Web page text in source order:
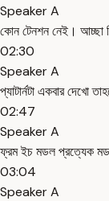
Speaker A
কোন টেনশন নেই। আচ্ছা
02:30
Speaker A
প্যাটার্নটা একবার দেখো
02:47
Speaker A
ফ্রম ইচ মডল প্রত্যেক
03:04
Speaker A